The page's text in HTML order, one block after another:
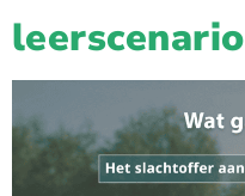
leerscenario